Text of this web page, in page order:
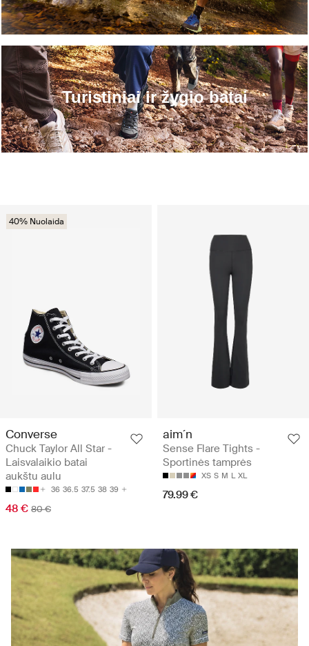
40% Nuolaida
Converse
Chuck Taylor All Star -
Laisvalaikio batai
aukštu aulu
36 36.5 37.5 38 39
48 € 80 €
aim´n
Sense Flare Tights -
Sportinės tamprės
XS S M L XL
79.99 €
Turistiniai ir žygio batai